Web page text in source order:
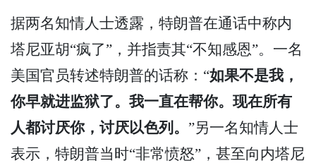
据两名知情人士透露，特朗普在通话中称内
塔尼亚胡“疯了”，并指责其“不知感恩”。一名
美国官员转述特朗普的话称：“如果不是我，
你早就进监狱了。我一直在帮你。现在所有
人都讨厌你，讨厌以色列。 ”另一名知情人士
表示，特朗普当时“非常愤怒”，甚至向内塔尼